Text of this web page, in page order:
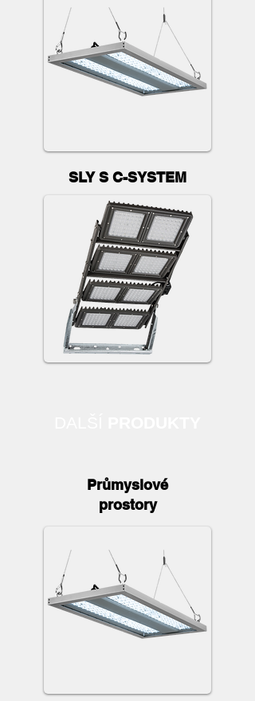
SLY S C-SYSTEM
Průmyslové
prostory